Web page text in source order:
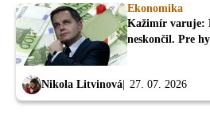
Ekonomika
Kažimír varuje:
neskončil. Pre
Nikola Litvinová 27. 07. 2026